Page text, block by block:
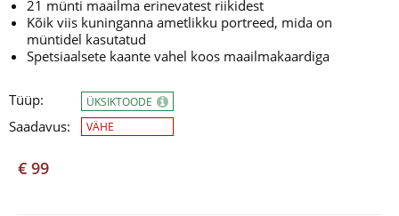
21 münti maailma erinevatest riikidest
Kõik viis kuninganna ametlikku portreed, mida on
müntidel kasutatud
Spetsiaalsete kaante vahel koos maailmakaardiga
Tüüp:
Saadavus:
ÜKSIKTOODE
VÄHE
€ 99